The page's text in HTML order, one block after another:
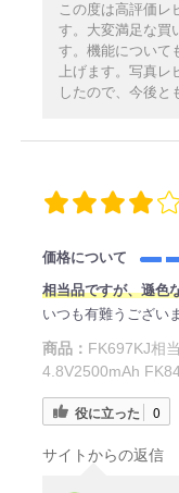
この度は高評価レ
す。大変満足な買
す。機能について
上げます。写真レ
したので、今後と
価格について
相当品ですが、遜色
いつも有難うござい
商品： FK697KJ相
4.8V2500mAh
役に立った 0
サイトからの返信